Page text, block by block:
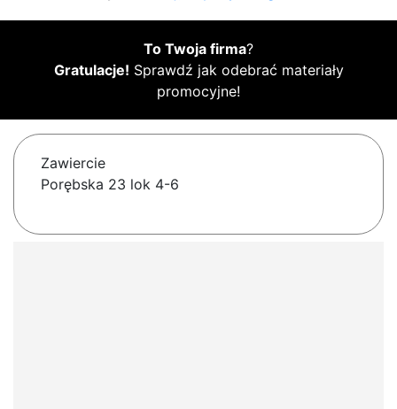
To Twoja firma?
Gratulacje! Sprawdź jak odebrać materiały
promocyjne!
Zawiercie
Porębska 23 lok 4-6